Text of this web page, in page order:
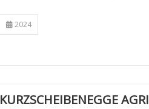
2024
KURZSCHEIBENEGGE